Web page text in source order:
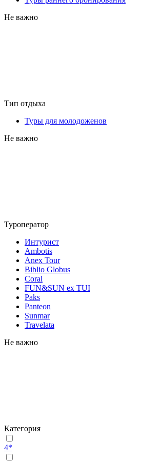
Не важно
Тип отдыха
Туры для молодоженов
Не важно
Туроператор
Интурист
Ambotis
Anex Tour
Biblio Globus
Coral
FUN&SUN ex TUI
Paks
Panteon
Sunmar
Travelata
Не важно
Категория
4*